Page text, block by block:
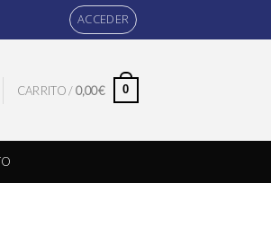
ACCEDER
CARRITO /0,00€ 0